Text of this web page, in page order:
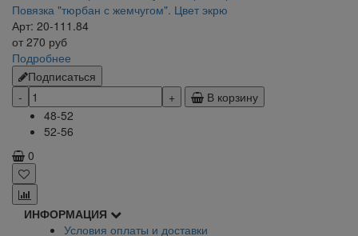
Повязка "тюрбан с жемчугом". Цвет экрю
Арт: 20-111.84
от 270 руб
Подробнее
Подписаться
В корзину
48-52
52-56
0
ИНФОРМАЦИЯ
Условия оплаты и доставки